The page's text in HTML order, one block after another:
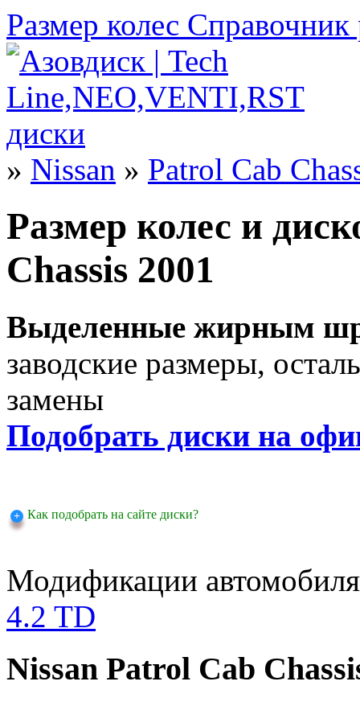
Размер колес Справочник
» Nissan » Patrol Cab
Размер колес и
Chassis 2001
Выделенные жирным
заводские размеры,
замены
Подобрать диски на
Как подобрать на сайте диски?
Модификации автомобиля
4.2 TD
Nissan Patrol Cab